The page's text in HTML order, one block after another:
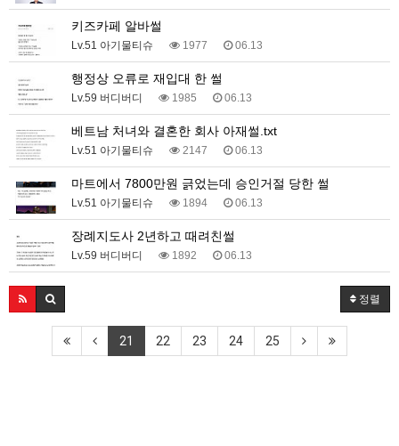
키즈카페 알바썰
Lv.51 아기물티슈 1977 06.13
행정상 오류로 재입대 한 썰
Lv.59 버디버디 1985 06.13
베트남 처녀와 결혼한 회사 아재썰.txt
Lv.51 아기물티슈 2147 06.13
마트에서 7800만원 긁었는데 승인거절 당한 썰
Lv.51 아기물티슈 1894 06.13
장례지도사 2년하고 때려친썰
Lv.59 버디버디 1892 06.13
정렬
21 22 23 24 25